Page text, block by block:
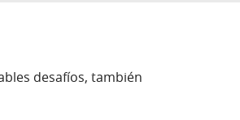
desafíos, también